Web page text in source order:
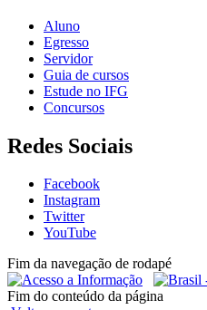
Aluno
Egresso
Servidor
Guia de cursos
Estude no IFG
Concursos
Redes Sociais
Facebook
Instagram
Twitter
YouTube
Fim da navegação de rodapé
Fim do conteúdo da página